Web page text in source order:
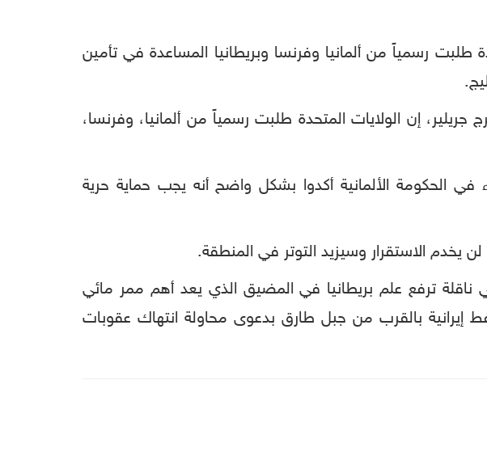
رسمياً من ألمانيا وفرنسا وبريطانيا المساعدة في تأمين
جريلير، إن الولايات المتحدة طلبت رسمياً من ألمانيا، وفرنسا،
في الحكومة الألمانية أكدوا بشكل واضح أنه يجب حماية حرية
يخدم الاستقرار وسيزيد التوتر في المنطقة.
ناقلة ترفع علم بريطانيا في المضيق الذي يعد أهم ممر مائي
إيرانية بالقرب من جبل طارق بدعوى محاولة انتهاك عقوبات